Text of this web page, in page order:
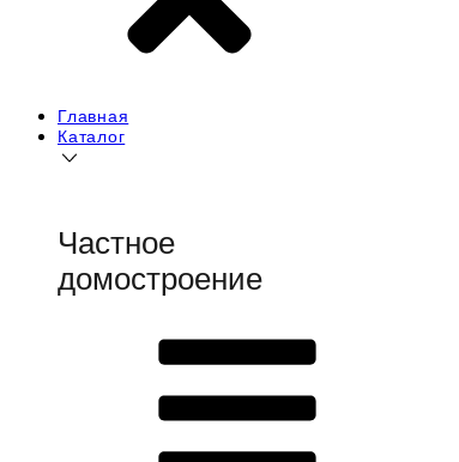
Главная
Каталог
Частное
домостроение